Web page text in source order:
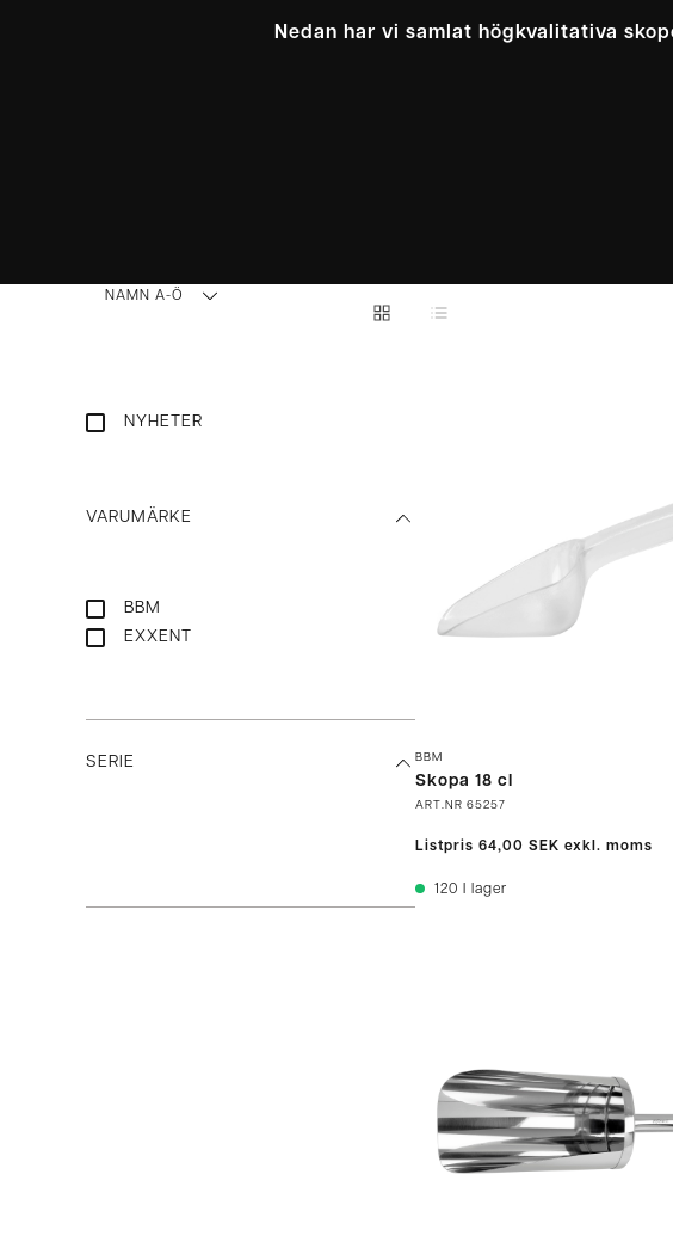
Nedan har vi samlat högkvalitativa
NAMN A-Ö
NYHETER
VARUMÄRKE
BBM
EXXENT
SERIE BBM
Skopa 18 cl
ART.NR 65257
Listpris 64,00 SEK exkl. moms
120 I lager